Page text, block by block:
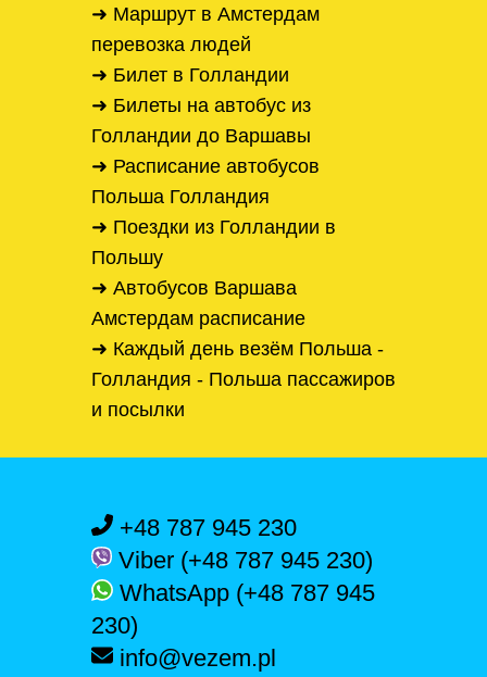
➜ Маршрут в Амстердам
перевозка людей
➜ Билет в Голландии
➜ Билеты на автобус из
Голландии до Варшавы
➜ Расписание автобусов
Польша Голландия
➜ Поездки из Голландии в
Польшу
➜ Автобусов Варшава
Амстердам расписание
➜ Каждый день везём Польша -
Голландия - Польша пассажиров
и посылки
+48 787 945 230
Viber (+48 787 945 230)
WhatsApp (+48 787 945
230)
info@vezem.pl